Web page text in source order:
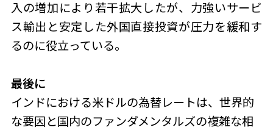
入の増加により若干拡大したが、力強いサービ
ス輸出と安定した外国直接投資が圧力を緩和す
るのに役立っている。
最後に
インドにおける米ドルの為替レートは、世界的
な要因と国内のファンダメンタルズの複雑な相